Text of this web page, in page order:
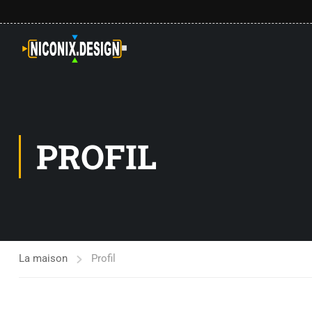
PROFIL
La maison Profil